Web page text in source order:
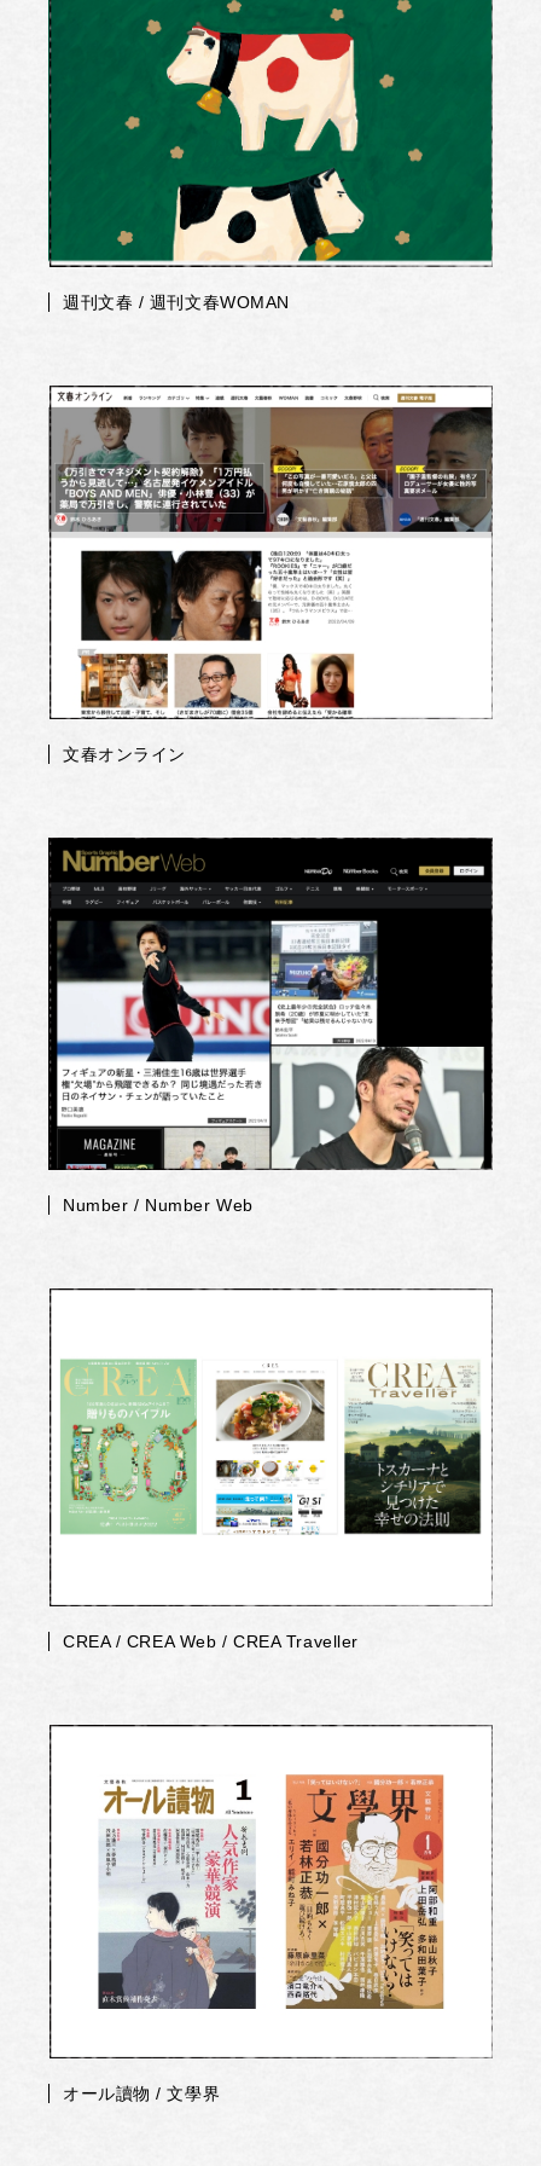
週刊文春 / 週刊文春WOMAN
文春オンライン
Number / Number Web
CREA / CREA Web / CREA Traveller
オール讀物 / 文學界